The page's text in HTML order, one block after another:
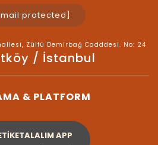
protected]
Zülfü Demirbağ Cadddesi. No: 24
/ İstanbul
& PLATFORM
APP